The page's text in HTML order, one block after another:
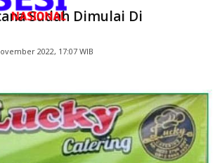
Sudah Dimulai Di
2022, 17:07 WIB